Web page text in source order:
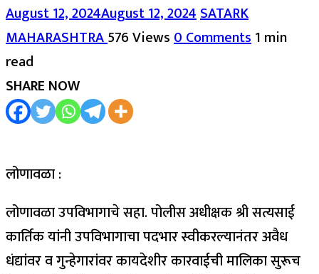
August 12, 2024August 12, 2024SATARK
MAHARASHTRA576 Views0 Comments1 min
read
SHARE NOW
लोणावळा :
लोणावळा उपविभागाचे सहा. पोलीस अधीक्षक श्री सत्यसाई
कार्तिक यांनी उपविभागाचा पदभार स्वीकरल्यानंतर अवैध
धंद्यांवर व गुन्हेगारांवर कायदेशीर कारवाईची मालिका सुरूच